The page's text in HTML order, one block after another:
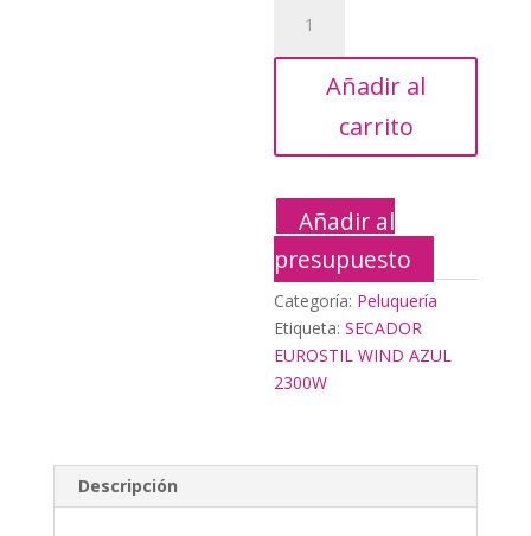
EUROSTIL
WIND
Añadir al
carrito
Añadir al
presupuesto
Categoría: Peluquería
Etiqueta:SECADOR
EUROSTIL WIND AZUL
2300W
Descripción